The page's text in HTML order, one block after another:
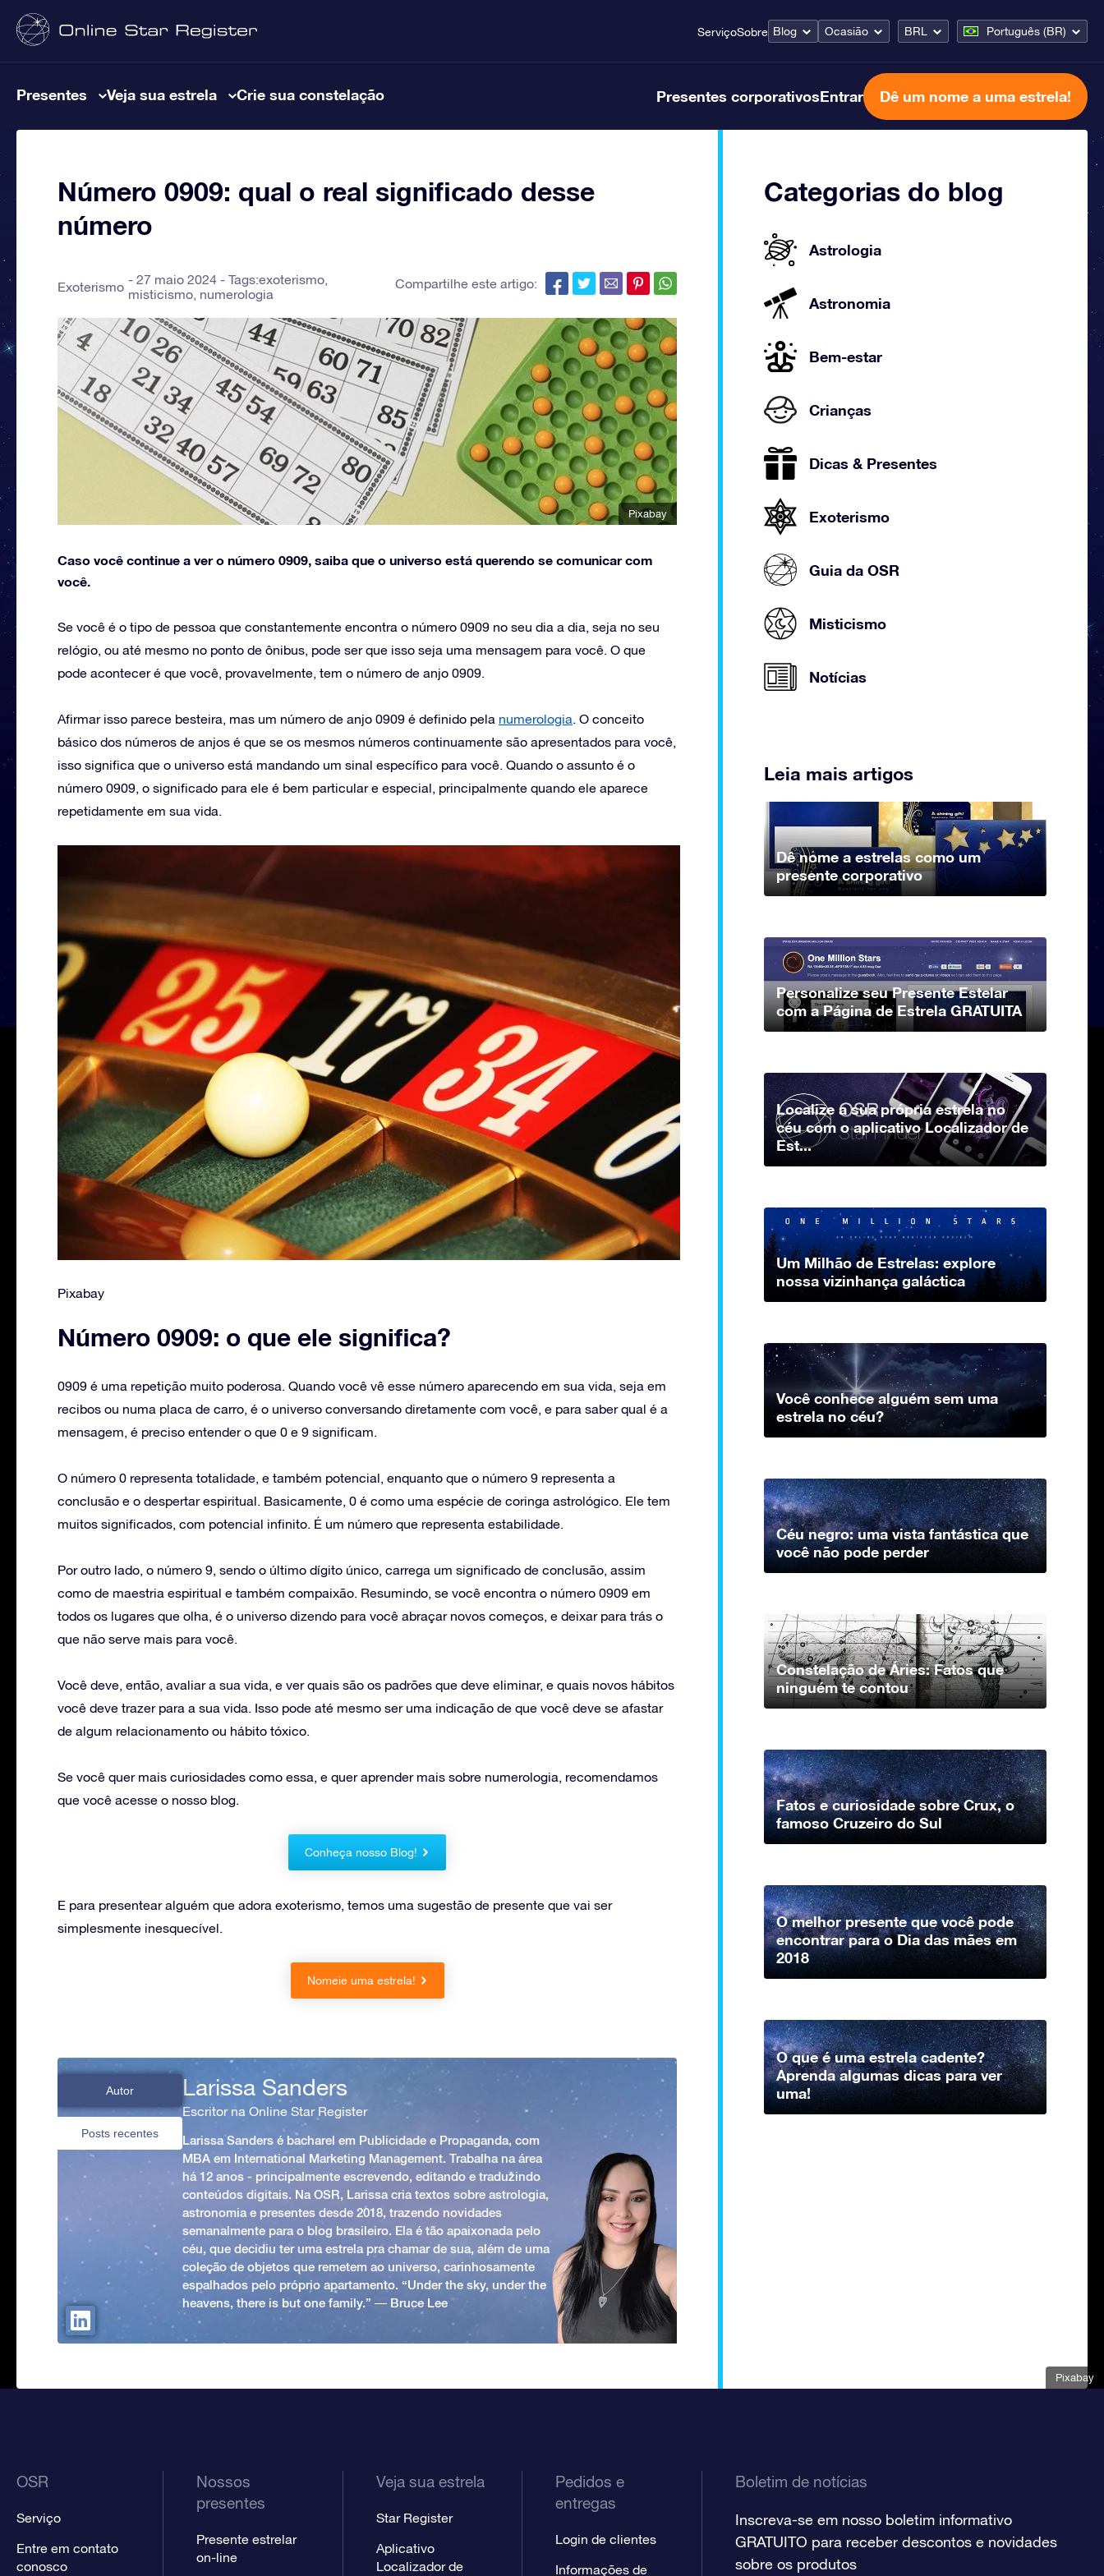
ServiçoSobre Blog Ocasião BRL Português (BR)
Presentes Veja sua estrela Crie sua constelação Presentes corporativosEntrar Dê um nome a uma estrela!
Número 0909: qual o real significado desse
número
Exoterismo 27 maio 2024 - Tags:exoterismo,
misticismo, numerologia
Compartilhe este artigo:
Pixabay
Caso você continue a ver o número 0909, saiba que o universo está querendo se comunicar com
você.
Se você é o tipo de pessoa que constantemente encontra o número 0909 no seu dia a dia, seja no seu
relógio, ou até mesmo no ponto de ônibus, pode ser que isso seja uma mensagem para você. O que
pode acontecer é que você, provavelmente, tem o número de anjo 0909.
Afirmar isso parece besteira, mas um número de anjo 0909 é definido pela numerologia. O conceito
básico dos números de anjos é que se os mesmos números continuamente são apresentados para você,
isso significa que o universo está mandando um sinal específico para você. Quando o assunto é o
número 0909, o significado para ele é bem particular e especial, principalmente quando ele aparece
repetidamente em sua vida.
Pixabay
Pixabay
Número 0909: o que ele significa?
0909 é uma repetição muito poderosa. Quando você vê esse número aparecendo em sua vida, seja em
recibos ou numa placa de carro, é o universo conversando diretamente com você, e para saber qual é a
mensagem, é preciso entender o que 0 e 9 significam.
O número 0 representa totalidade, e também potencial, enquanto que o número 9 representa a
conclusão e o despertar espiritual. Basicamente, 0 é como uma espécie de coringa astrológico. Ele tem
muitos significados, com potencial infinito. É um número que representa estabilidade.
Por outro lado, o número 9, sendo o último dígito único, carrega um significado de conclusão, assim
como de maestria espiritual e também compaixão. Resumindo, se você encontra o número 0909 em
todos os lugares que olha, é o universo dizendo para você abraçar novos começos, e deixar para trás o
que não serve mais para você.
Você deve, então, avaliar a sua vida, e ver quais são os padrões que deve eliminar, e quais novos hábitos
você deve trazer para a sua vida. Isso pode até mesmo ser uma indicação de que você deve se afastar
de algum relacionamento ou hábito tóxico.
Se você quer mais curiosidades como essa, e quer aprender mais sobre numerologia, recomendamos
que você acesse o nosso blog.
Conheça nosso Blog!
E para presentear alguém que adora exoterismo, temos uma sugestão de presente que vai ser
simplesmente inesquecível.
Nomeie uma estrela!
Autor
Posts recentes
Larissa Sanders
Escritor na Online Star Register
Larissa Sanders é bacharel em Publicidade e Propaganda, com
MBA em International Marketing Management. Trabalha na área
há 12 anos - principalmente escrevendo, editando e traduzindo
conteúdos digitais. Na OSR, Larissa cria textos sobre astrologia,
astronomia e presentes desde 2018, trazendo novidades
semanalmente para o blog brasileiro. Ela é tão apaixonada pelo
céu, que decidiu ter uma estrela pra chamar de sua, além de uma
coleção de objetos que remetem ao universo, carinhosamente
espalhados pelo próprio apartamento. “Under the sky, under the
heavens, there is but one family.” ― Bruce Lee
Categorias do blog
Astrologia
Astronomia
Bem-estar
Crianças
Dicas & Presentes
Exoterismo
Guia da OSR
Misticismo
Notícias
Leia mais artigos
Dê nome a estrelas como um
presente corporativo
Personalize seu Presente Estelar
com a Página de Estrela GRATUITA
Localize a sua própria estrela no
céu com o aplicativo Localizador de
Est...
Um Milhão de Estrelas: explore
nossa vizinhança galáctica
Você conhece alguém sem uma
estrela no céu?
Céu negro: uma vista fantástica que
você não pode perder
Constelação de Áries: Fatos que
ninguém te contou
Fatos e curiosidade sobre Crux, o
famoso Cruzeiro do Sul
O melhor presente que você pode
encontrar para o Dia das mães em
2018
O que é uma estrela cadente?
Aprenda algumas dicas para ver
uma!
OSR
Serviço
Entre em contato
conosco
Nossos
presentes
Presente estrelar
on-line
Veja sua estrela
Star Register
Aplicativo
Localizador de
Pedidos e
entregas
Login de clientes
Informações de
Boletim de notícias
Inscreva-se em nosso boletim informativo
GRATUITO para receber descontos e novidades
sobre os produtos